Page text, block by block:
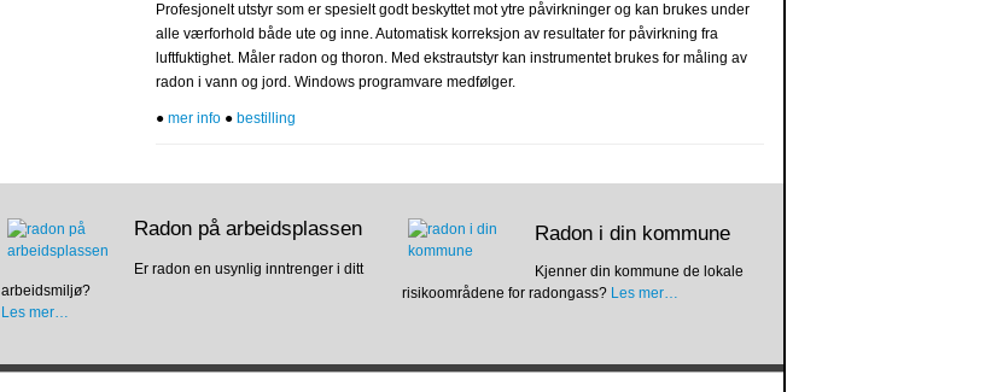
Profesjonelt utstyr som er spesielt godt beskyttet mot ytre påvirkninger og kan brukes under
alle værforhold både ute og inne. Automatisk korreksjon av resultater for påvirkning fra
luftfuktighet. Måler radon og thoron. Med ekstrautstyr kan instrumentet brukes for måling av
radon i vann og jord. Windows programvare medfølger.
●mer info ● bestilling
Radon på arbeidsplassen
Er radon en usynlig inntrenger i ditt
arbeidsmiljø?
Les mer…
Radon i din kommune
Kjenner din kommune de lokale
risikoområdene for radongass? Les mer…